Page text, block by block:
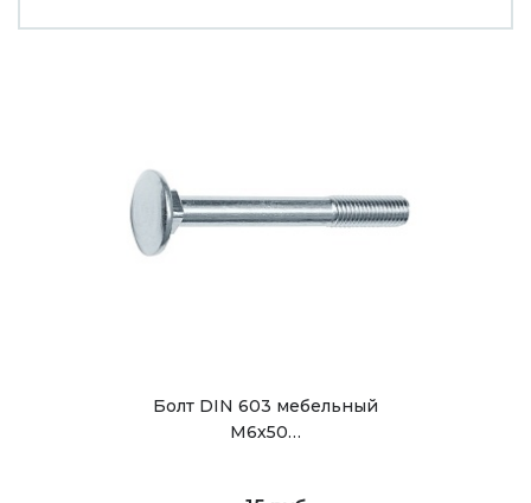
Болт DIN 603 мебельный
M6х50…